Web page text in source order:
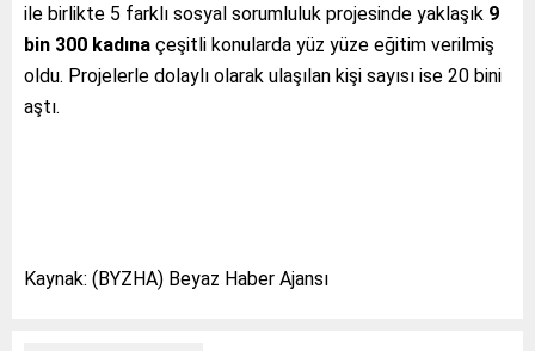
ile birlikte 5 farklı sosyal sorumluluk projesinde yaklaşık 9
bin 300 kadına çeşitli konularda yüz yüze eğitim verilmiş
oldu. Projelerle dolaylı olarak ulaşılan kişi sayısı ise 20 bini
aştı.
Kaynak: (BYZHA) Beyaz Haber Ajansı